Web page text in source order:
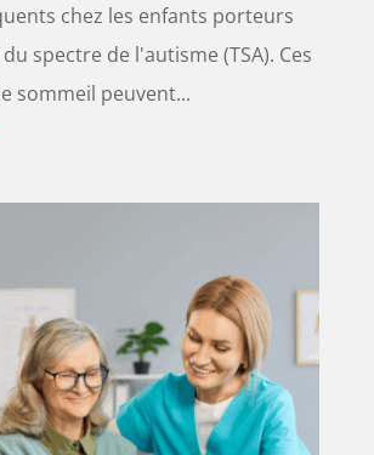
chez les enfants porteurs
spectre de l'autisme (TSA). Ces
sommeil peuvent...